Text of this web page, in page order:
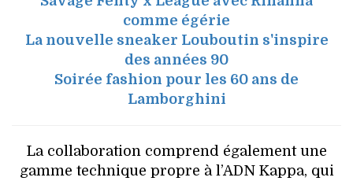
comme égérie
La nouvelle sneaker Louboutin s'inspire
des années 90
Soirée fashion pour les 60 ans de
Lamborghini
La collaboration comprend également une
gamme technique propre à l’ADN Kappa, qui